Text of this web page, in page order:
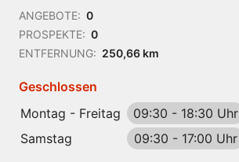
ANGEBOTE: 0
PROSPEKTE: 0
ENTFERNUNG: 250,66 km
Geschlossen
Montag - Freitag
09:30 - 18:30 Uhr
Samstag
09:30 - 17:00 Uhr